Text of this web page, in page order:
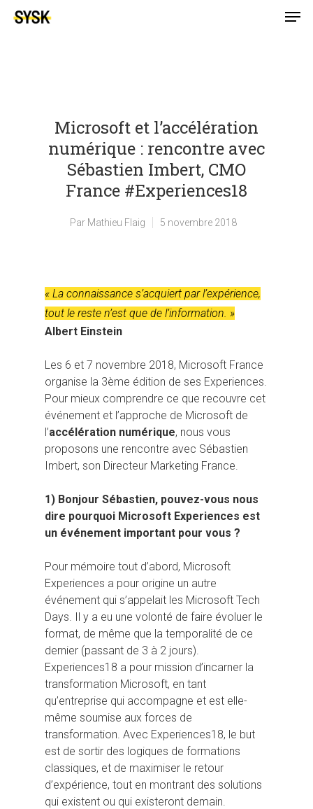
Microsoft et l’accélération
numérique : rencontre avec
Sébastien Imbert, CMO
France #Experiences18
Par Mathieu Flaig 5 novembre 2018
« La connaissance s’acquiert par l’expérience,
tout le reste n’est que de l’information. »
Albert Einstein
Les 6 et 7 novembre 2018, Microsoft France
organise la 3ème édition de ses Experiences.
Pour mieux comprendre ce que recouvre cet
événement et l’approche de Microsoft de
l’accélération numérique, nous vous
proposons une rencontre avec Sébastien
Imbert, son Directeur Marketing France.
1) Bonjour Sébastien, pouvez-vous nous
dire pourquoi Microsoft Experiences est
un événement important pour vous ?
Pour mémoire tout d’abord, Microsoft
Experiences a pour origine un autre
événement qui s’appelait les Microsoft Tech
Days. Il y a eu une volonté de faire évoluer le
format, de même que la temporalité de ce
dernier (passant de 3 à 2 jours).
Experiences18 a pour mission d’incarner la
transformation Microsoft, en tant
qu’entreprise qui accompagne et est elle-
même soumise aux forces de
transformation. Avec Experiences18, le but
est de sortir des logiques de formations
classiques, et de maximiser le retour
d’expérience, tout en montrant des solutions
qui existent ou qui existeront demain.